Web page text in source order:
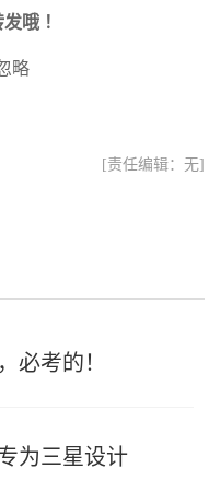
哦 ！
[责任编辑：无]
必考的！
为三星设计